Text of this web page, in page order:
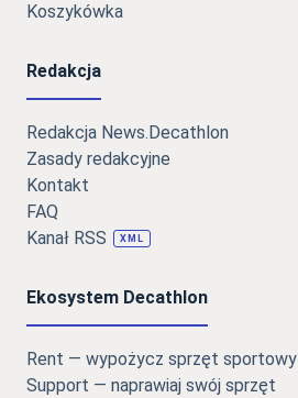
Koszykówka
Redakcja
Redakcja News.Decathlon
Zasady redakcyjne
Kontakt
FAQ
Kanał RSS
XML
Ekosystem Decathlon
Rent — wypożycz sprzęt sportowy
Support — naprawiaj swój sprzęt